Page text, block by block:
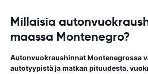
Millaisia
maassa Montenegro?
Autonvuokraushinnat Montenegrossa
autotyypistä ja matkan pituudesta.